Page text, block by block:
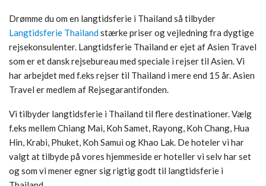
Drømme du om en langtidsferie i Thailand så tilbyder
Langtidsferie Thailandstærke priser og vejledning fra dygtige
rejsekonsulenter. Langtidsferie Thailand er ejet af Asien Travel
som er et dansk rejsebureau med speciale i rejser til Asien. Vi
har arbejdet med f.eks rejser til Thailand i mere end 15 år. Asien
Travel er medlem af Rejsegarantifonden.
Vi tilbyder langtidsferie i Thailand til flere destinationer. Vælg
f.eks mellem Chiang Mai, Koh Samet, Rayong, Koh Chang, Hua
Hin, Krabi, Phuket, Koh Samui og Khao Lak. De hoteler vi har
valgt at tilbyde på vores hjemmeside er hoteller vi selv har set
og som vi mener egner sig rigtig godt til langtidsferie i